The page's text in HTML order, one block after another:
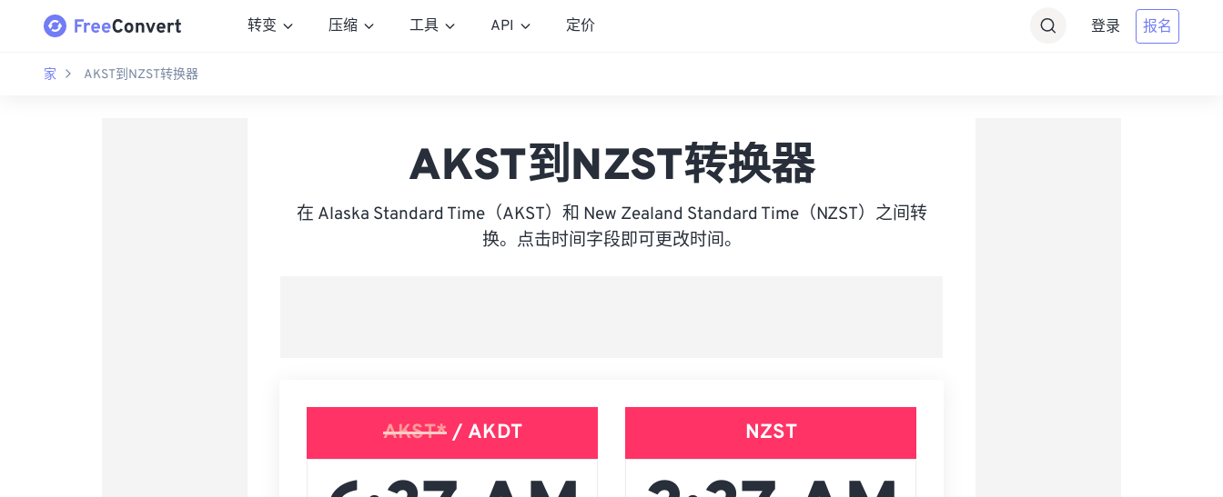
转变 压缩 工具 API 定价 登录 报名
家 AKST到NZST转换器
AKST到NZST转换器
在 Alaska Standard Time（AKST）和 New Zealand Standard Time（NZST）之间转
换。点击时间字段即可更改时间。
AKST*/ AKDT NZST